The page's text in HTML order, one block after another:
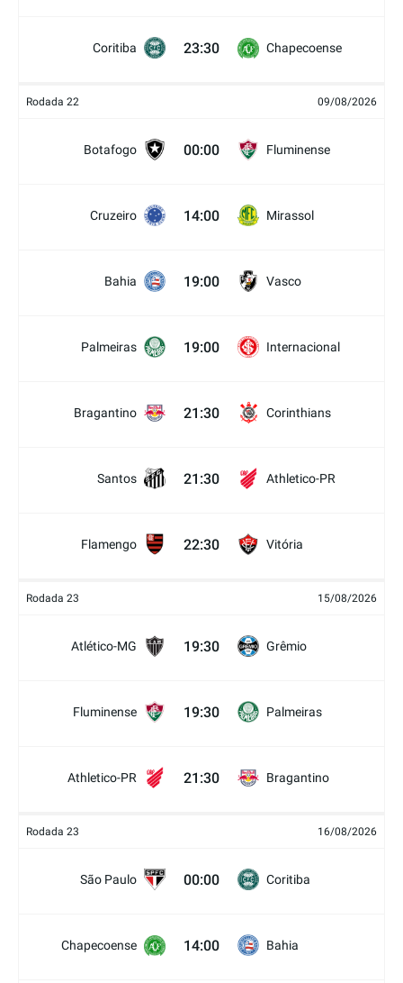
Coritiba 23:30 Chapecoense
Rodada 22 09/08/2026
Botafogo 00:00 Fluminense
Cruzeiro 14:00 Mirassol
Bahia 19:00 Vasco
Palmeiras 19:00 Internacional
Bragantino 21:30 Corinthians
Santos 21:30 Athletico-PR
Flamengo 22:30 Vitória
Rodada 23 15/08/2026
Atlético-MG 19:30 Grêmio
Fluminense 19:30 Palmeiras
Athletico-PR 21:30 Bragantino
Rodada 23 16/08/2026
São Paulo 00:00 Coritiba
Chapecoense 14:00 Bahia